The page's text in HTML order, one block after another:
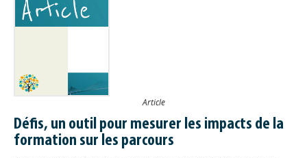
Article
Défis, un outil pour mesurer les impacts de la
formation sur les parcours